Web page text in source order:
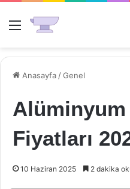
Menü
Anasayfa /Genel
Fiyatları
10 Haziran 2025 2 dakika